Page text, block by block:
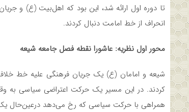
تا دوره اول ارائه شد، این بود که اهل‌بیت (ع) و
انحراف از خط امامت دنبال کردند.
محور اول نظریه: عاشورا نقطه فصل جامعه شیعه
شیعه و امامان (ع) یک جریان فرهنگی علیه خط
کردند. در این مسیر یک حرکت اعتراضی سیاسی به
همراهی با حرکت سیاسی که رخ می‌دهد درعین‌حال